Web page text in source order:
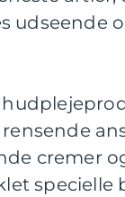
udseende
cremer
specielle